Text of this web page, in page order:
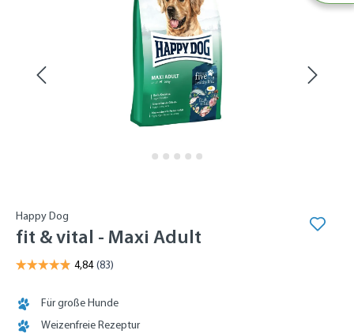
Happy Dog
fit & vital - Maxi Adult
Für große Hunde
Weizenfreie Rezeptur